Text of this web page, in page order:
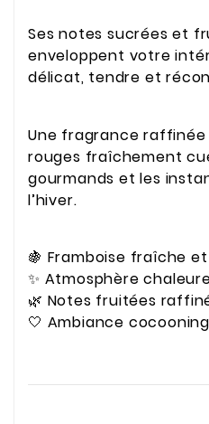
Ses notes sucrées et
enveloppent votre
délicat, tendre et
Une fragrance
rouges fraîchement
gourmands et les
l’hiver.
🍇 Framboise fraîche
✨ Atmosphère
🌿 Notes fruitées
🤍 Ambiance